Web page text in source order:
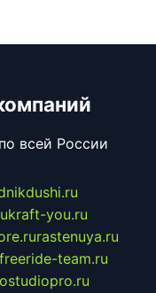
всей России
kraft-you.ru
rastenuya.ru
freeride-team.ru